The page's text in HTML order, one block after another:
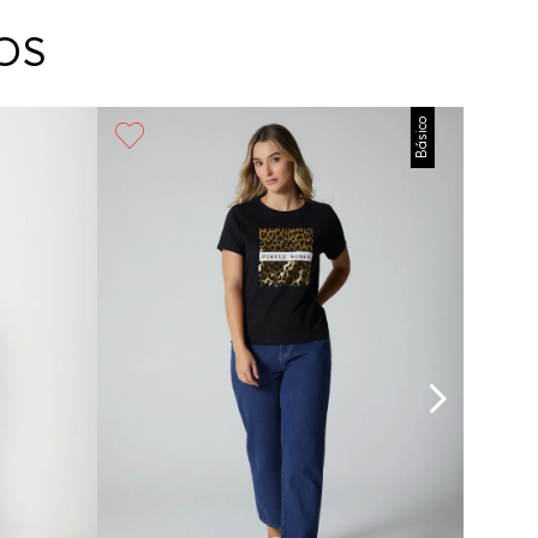
la recogida del producto en la dirección
Básico